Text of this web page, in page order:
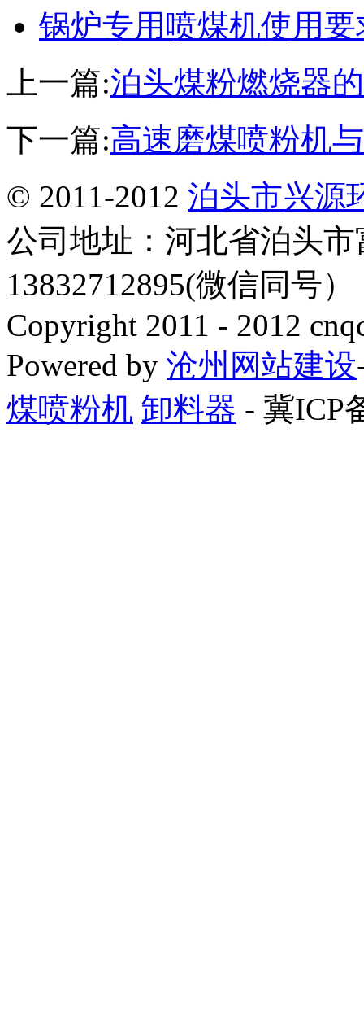
锅炉专用喷煤机使用
上一篇:泊头煤粉燃烧器
下一篇:高速磨煤喷粉机
© 2011-2012 泊头市兴源
公司地址：河北省泊头
13832712895(微信同号
Copyright 2011 - 2012
Powered by 沧州网站建设
煤喷粉机 卸料器 - 冀ICP